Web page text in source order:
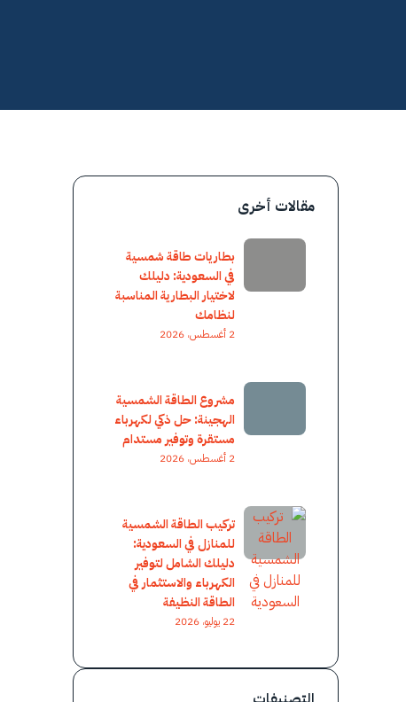
مقالات أخرى
بطاريات طاقة شمسية
في السعودية: دليلك
لاختيار البطارية المناسبة
لنظامك
2 أغسطس، 2026
مشروع الطاقة الشمسية
الهجينة: حل ذكي لكهرباء
مستقرة وتوفير مستدام
2 أغسطس، 2026
تركيب الطاقة الشمسية
للمنازل في السعودية:
دليلك الشامل لتوفير
الكهرباء والاستثمار في
الطاقة النظيفة
22 يوليو، 2026